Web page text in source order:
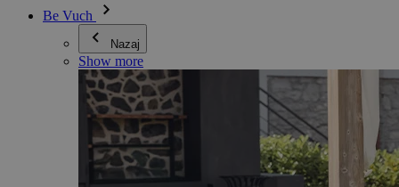
Be Vuch
Nazaj
Show more